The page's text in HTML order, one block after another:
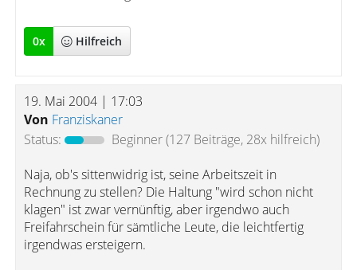
0x Hilfreich
19. Mai 2004 | 17:03
Von Franziskaner
Status:
Beginner(127 Beiträge, 28x hilfreich)
Naja, ob's sittenwidrig ist, seine Arbeitszeit in
Rechnung zu stellen? Die Haltung "wird schon nicht
klagen" ist zwar vernünftig, aber irgendwo auch
Freifahrschein für sämtliche Leute, die leichtfertig
irgendwas ersteigern.